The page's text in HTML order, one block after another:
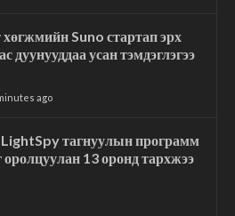
Suno стартап эрх
дуунууддаа усан тэмдэглэгээ
ago
LightSpy тагнуулын программ
13 оронд тархжээ